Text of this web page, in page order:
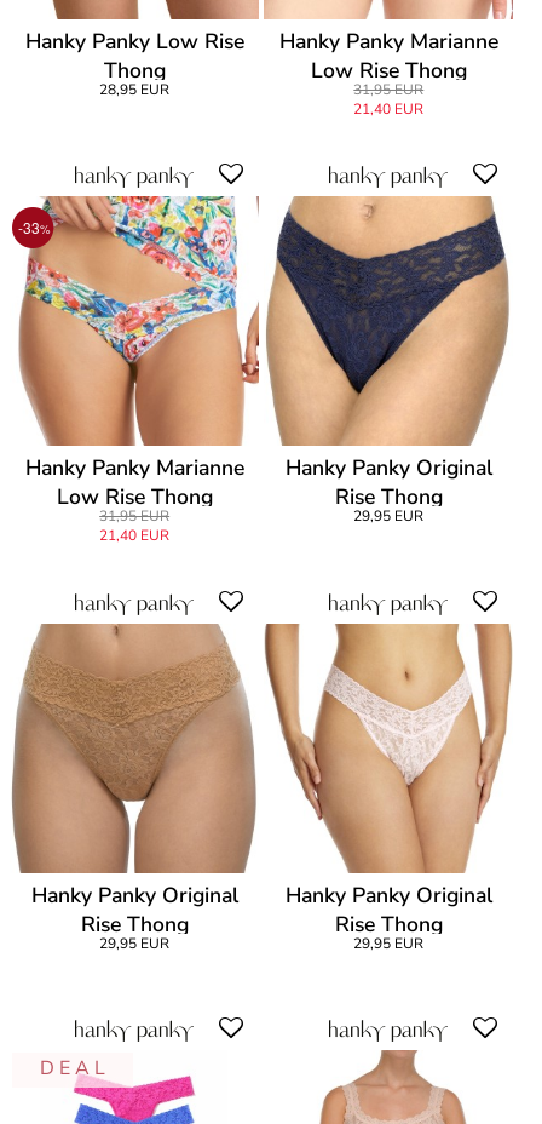
Hanky Panky Low Rise
Thong
28,95 EUR
Hanky Panky Marianne
Low Rise Thong
31,95 EUR
21,40 EUR
-33%
Hanky Panky Marianne
Low Rise Thong
31,95 EUR
21,40 EUR
Hanky Panky Original
Rise Thong
29,95 EUR
Hanky Panky Original
Rise Thong
29,95 EUR
Hanky Panky Original
Rise Thong
29,95 EUR
D E A L